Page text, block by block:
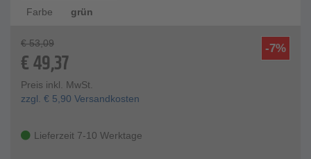
Farbe grün
-7%
€ 53,09
€49,37
Preis inkl. MwSt.
zzgl. € 5,90 Versandkosten
Lieferzeit 7-10 Werktage